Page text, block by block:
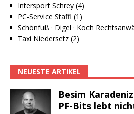
Intersport Schrey (4)
PC-Service Staffl (1)
Schönfuß · Digel · Koch
Taxi Niedersetz (2)
NEUESTE ARTIKEL
Besim
PF-Bits lebt